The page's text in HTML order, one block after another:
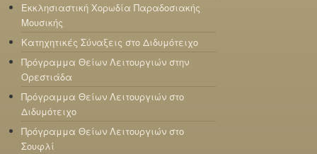
Εκκλησιαστική Χορωδία Παραδοσιακής
Μουσικής
Κατηχητικές Σύναξεις στο Διδυμότειχο
Πρόγραμμα Θείων Λειτουργιών στην
Ορεστιάδα
Πρόγραμμα Θείων Λειτουργιών στο
Διδυμότειχο
Πρόγραμμα Θείων Λειτουργιών στο
Σουφλί